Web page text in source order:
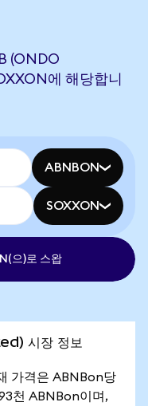
(ONDO
에 해당합니
ABNBON
SOXXON
으)로 스왑
시장 정보
가격은 ABNBon당
천 ABNBon이며,